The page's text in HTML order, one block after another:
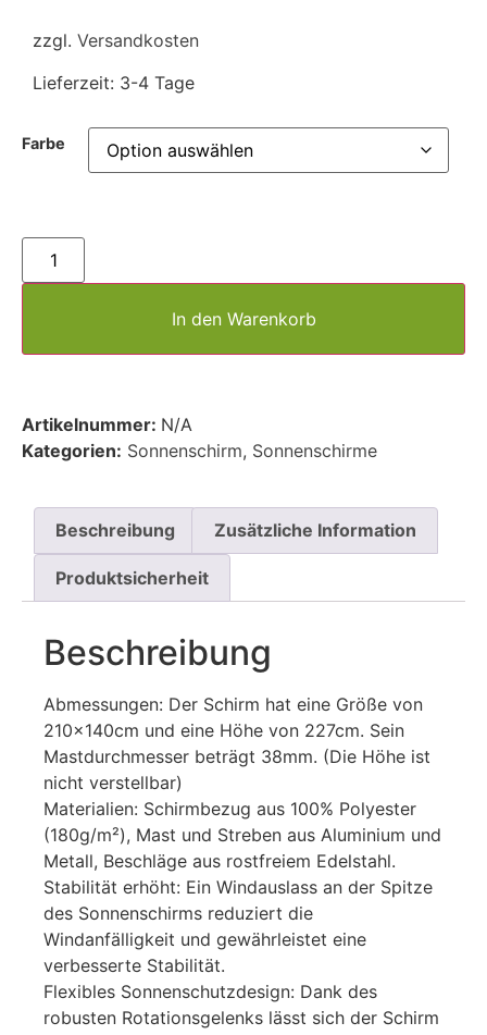
zzgl. Versandkosten
Lieferzeit: 3-4 Tage
Farbe
In den Warenkorb
Artikelnummer: N/A
Kategorien: Sonnenschirm, Sonnenschirme
Beschreibung Zusätzliche Information
Produktsicherheit
Beschreibung
Abmessungen: Der Schirm hat eine Größe von
210x140cm und eine Höhe von 227cm. Sein
Mastdurchmesser beträgt 38mm. (Die Höhe ist
nicht verstellbar)
Materialien: Schirmbezug aus 100% Polyester
(180g/m²), Mast und Streben aus Aluminium und
Metall, Beschläge aus rostfreiem Edelstahl.
Stabilität erhöht: Ein Windauslass an der Spitze
des Sonnenschirms reduziert die
Windanfälligkeit und gewährleistet eine
verbesserte Stabilität.
Flexibles Sonnenschutzdesign: Dank des
robusten Rotationsgelenks lässt sich der Schirm